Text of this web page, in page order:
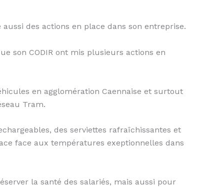
aussi des actions en place dans son entreprise.
son CODIR ont mis plusieurs actions en
en agglomération Caennaise et surtout
Tram.
des serviettes rafraîchissantes et
face aux températures exeptionnelles dans
la santé des salariés, mais aussi pour